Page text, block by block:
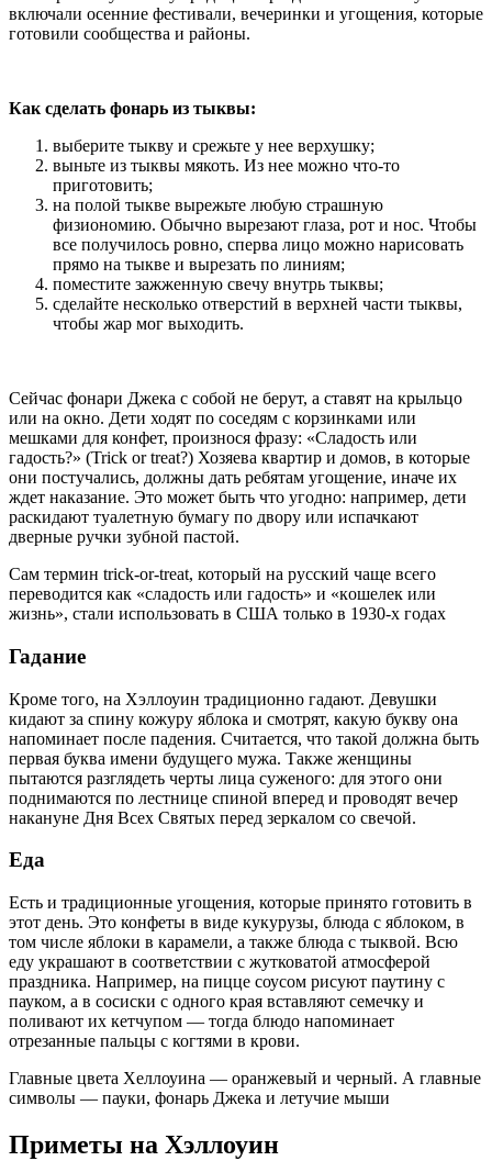
включали осенние фестивали, вечеринки и угощения, которые
готовили сообщества и районы.
Как сделать фонарь из тыквы:
выберите тыкву и срежьте у нее верхушку;
выньте из тыквы мякоть. Из нее можно что-то
приготовить;
на полой тыкве вырежьте любую страшную
физиономию. Обычно вырезают глаза, рот и нос. Чтобы
все получилось ровно, сперва лицо можно нарисовать
прямо на тыкве и вырезать по линиям;
поместите зажженную свечу внутрь тыквы;
сделайте несколько отверстий в верхней части тыквы,
чтобы жар мог выходить.
Сейчас фонари Джека с собой не берут, а ставят на крыльцо
или на окно. Дети ходят по соседям с корзинками или
мешками для конфет, произнося фразу: «Сладость или
гадость?» (Trick or treat?) Хозяева квартир и домов, в которые
они постучались, должны дать ребятам угощение, иначе их
ждет наказание. Это может быть что угодно: например, дети
раскидают туалетную бумагу по двору или испачкают
дверные ручки зубной пастой.
Сам термин trick-or-treat, который на русский чаще всего
переводится как «сладость или гадость» и «кoшeлeк или
жизнь», стали использовать в США только в 1930-х годах
Гадание
Кроме того, на Хэллоуин традиционно гадают. Девушки
кидают за спину кожуру яблока и смотрят, какую букву она
напоминает после падения. Считается, что такой должна быть
первая буква имени будущего мужа. Также женщины
пытаются разглядеть черты лица суженого: для этого они
поднимаются по лестнице спиной вперед и проводят вечер
накануне Дня Всех Святых перед зеркалом со свечой.
Еда
Есть и традиционные угощения, которые принято готовить в
этот день. Это конфеты в виде кукурузы, блюда с яблоком, в
том числе яблоки в карамели, а также блюда с тыквой. Всю
еду украшают в соответствии с жутковатой атмосферой
праздника. Например, на пицце соусом рисуют паутину с
пауком, а в сосиски с одного края вставляют семечку и
поливают их кетчупом — тогда блюдо напоминает
отрезанные пальцы с когтями в крови.
Главные цвета Хеллоуина — оранжевый и черный. А главные
символы — пауки, фонарь Джека и летучие мыши
Приметы на Хэллоуин